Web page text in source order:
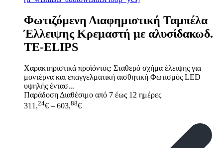
Φωτιζόμενη Διαφημιστική Ταμπέλα
Έλλειψης Κρεμαστή με αλυσίδακωδ.
TE-ELIPS
Χαρακτηριστικά προϊόντος: Σταθερό σχήμα έλειψης για
μοντέρνα και επαγγελματική αισθητική Φωτισμός LED
υψηλής έντασ...
Παράδοση Διαθέσιμο από 7 έως 12 ημέρες
311,24€ – 603,88€